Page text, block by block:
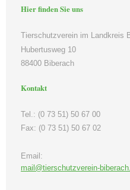
Hier finden Sie uns
Tierschutzverein im Landkreis
Hubertusweg 10
88400 Biberach
Kontakt
Tel.: (0 73 51) 50 67 00
Fax: (0 73 51) 50 67 02
Email:
mail@tierschutzverein-